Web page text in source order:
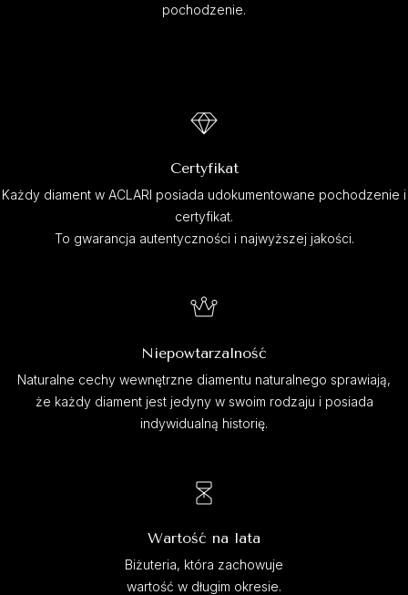
pochodzenie.
Certyfikat
Każdy diament w ACLARI posiada udokumentowane pochodzenie i
certyfikat.
To gwarancja autentyczności i najwyższej jakości.
Niepowtarzalność
Naturalne cechy wewnętrzne diamentu naturalnego sprawiają,
że każdy diament jest jedyny w swoim rodzaju i posiada
indywidualną historię.
Wartość na lata
Biżuteria, która zachowuje
wartość w długim okresie.